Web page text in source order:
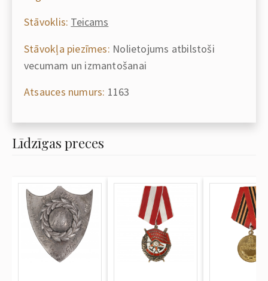
Stāvoklis: Teicams
Stāvokļa piezīmes: Nolietojums atbilstoši
vecumam un izmantošanai
Atsauces numurs: 1163
Līdzīgas preces